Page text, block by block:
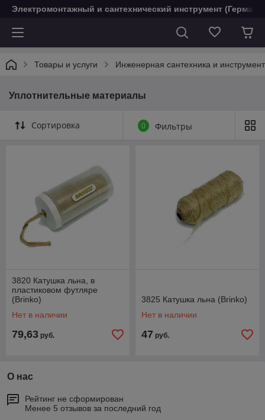
Электромонтажный и сантехнический инструмент
Товары и услуги Инженерная сантехника и
Уплотнительные материалы
Сортировка 0 Фильтры
3820 Катушка льна, в
пластиковом футляре
(Brinko)
Нет в наличии
79,63 руб.
3825 Катушка льна (Brinko)
Нет в наличии
47 руб.
О нас
Рейтинг не сформирован
Менее 5 отзывов за последний год